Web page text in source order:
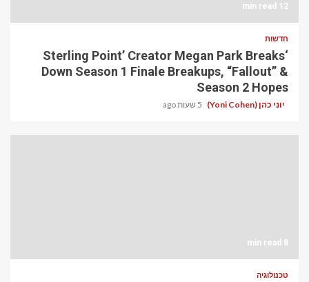
12 min read
חדשות
‘Sterling Point’ Creator Megan Park Breaks
Down Season 1 Finale Breakups, “Fallout” &
Season 2 Hopes
יוני כהן (Yoni Cohen) 5 שעות ago
8 min read
טכנולוגיה